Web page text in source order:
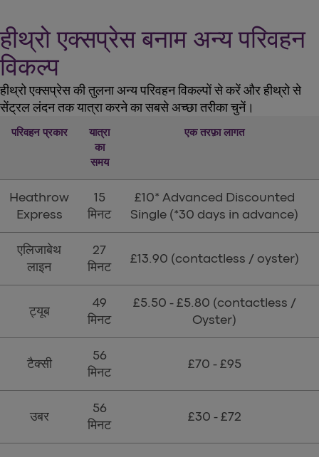
हीथ्रो एक्सप्रेस बनाम अन्य परिवहन
विकल्प
हीथ्रो एक्सप्रेस की तुलना अन्य परिवहन विकल्पों से करें और हीथ्रो से
सेंट्रल लंदन तक यात्रा करने का सबसे अच्छा तरीका चुनें।
परिवहन प्रकार
यात्रा
का
समय
एक तरफ़ा लागत
Heathrow
Express
15
मिनट
£10* Advanced Discounted
Single (*30 days in advance)
एलिजाबेथ
लाइन
27
मिनट
£13.90 (contactless / oyster)
ट्यूब
49
मिनट
£5.50 - £5.80 (contactless /
Oyster)
टैक्सी
56
मिनट
£70 - £95
उबर
56
मिनट
£30 - £72